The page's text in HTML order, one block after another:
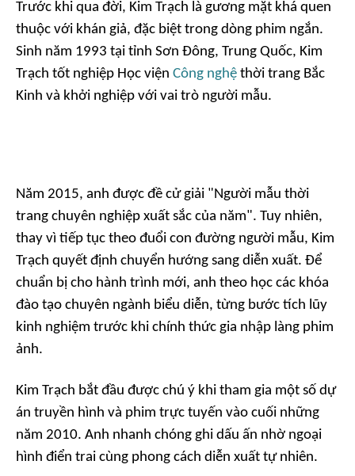
Trước khi qua đời, Kim Trạch là gương mặt khá quen
thuộc với khán giả, đặc biệt trong dòng phim ngắn.
Sinh năm 1993 tại tỉnh Sơn Đông, Trung Quốc, Kim
Trạch tốt nghiệp Học viện Công nghệ thời trang Bắc
Kinh và khởi nghiệp với vai trò người mẫu.
Năm 2015, anh được đề cử giải "Người mẫu thời
trang chuyên nghiệp xuất sắc của năm". Tuy nhiên,
thay vì tiếp tục theo đuổi con đường người mẫu, Kim
Trạch quyết định chuyển hướng sang diễn xuất. Để
chuẩn bị cho hành trình mới, anh theo học các khóa
đào tạo chuyên ngành biểu diễn, từng bước tích lũy
kinh nghiệm trước khi chính thức gia nhập làng phim
ảnh.
Kim Trạch bắt đầu được chú ý khi tham gia một số dự
án truyền hình và phim trực tuyến vào cuối những
năm 2010. Anh nhanh chóng ghi dấu ấn nhờ ngoại
hình điển trai cùng phong cách diễn xuất tự nhiên.